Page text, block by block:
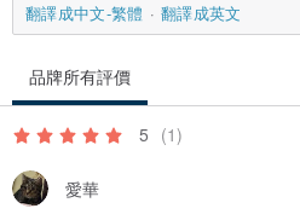
翻譯成中文-繁體
翻譯成英文
品牌所有評價
5 (1)
愛華